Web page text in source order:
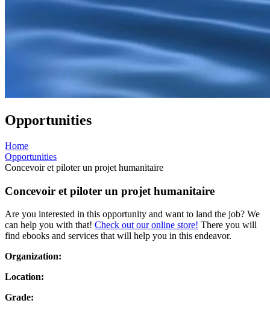
Opportunities
Home
Opportunities
Concevoir et piloter un projet humanitaire
Concevoir et piloter un projet humanitaire
Are you interested in this opportunity and want to land the job? We
can help you with that! Check out our online store! There you will
find ebooks and services that will help you in this endeavor.
Organization:
Location:
Grade: